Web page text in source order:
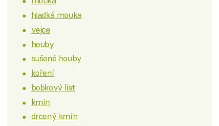
hladká mouka
vejce
houby
sušené houby
koření
bobkový list
kmín
drcený kmín